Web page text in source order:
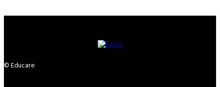
© Educare